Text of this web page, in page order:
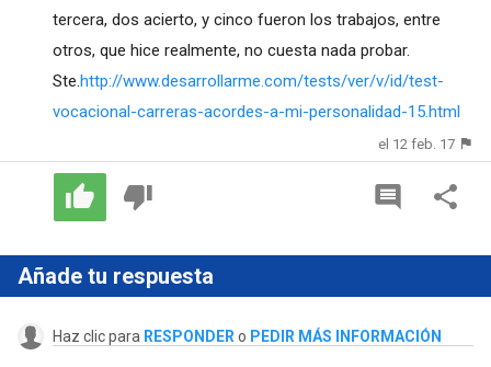
tercera, dos acierto, y cinco fueron los trabajos, entre
otros, que hice realmente, no cuesta nada probar.
Ste. http://www.desarrollarme.com/tests/ver/v/id/test-
vocacional-carreras-acordes-a-mi-personalidad-15.html
el 12 feb. 17
Añade tu respuesta
Haz clic para RESPONDER o PEDIR MÁS INFORMACIÓN